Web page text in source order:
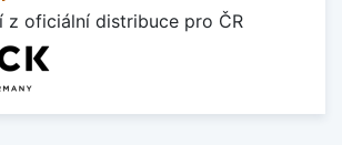
z oficiální distribuce pro ČR